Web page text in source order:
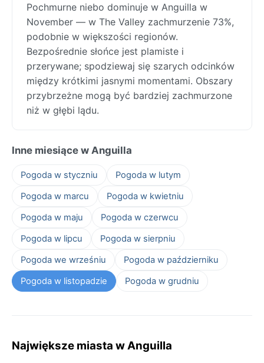
Pochmurne niebo dominuje w Anguilla w
November — w The Valley zachmurzenie 73%,
podobnie w większości regionów.
Bezpośrednie słońce jest plamiste i
przerywane; spodziewaj się szarych odcinków
między krótkimi jasnymi momentami. Obszary
przybrzeżne mogą być bardziej zachmurzone
niż w głębi lądu.
Inne miesiące w Anguilla
Pogoda w styczniu
Pogoda w lutym
Pogoda w marcu
Pogoda w kwietniu
Pogoda w maju
Pogoda w czerwcu
Pogoda w lipcu
Pogoda w sierpniu
Pogoda we wrześniu
Pogoda w październiku
Pogoda w listopadzie
Pogoda w grudniu
Największe miasta w Anguilla